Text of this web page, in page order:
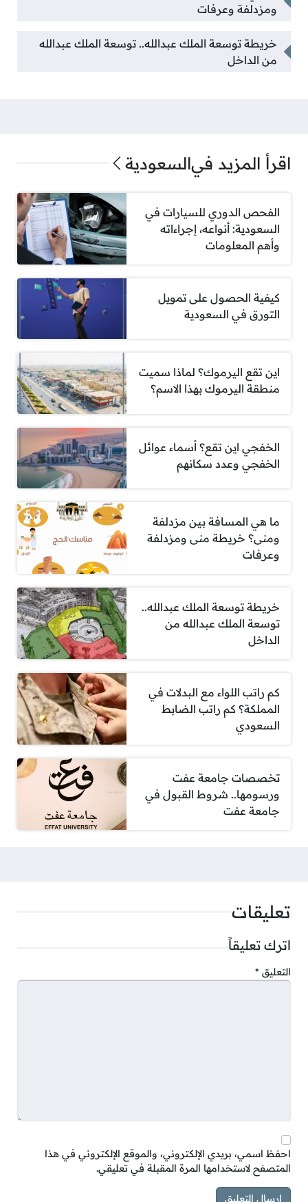
ومزدلفة وعرفات
خريطة توسعة الملك عبدالله.. توسعة الملك عبدالله
من الداخل
اقرأ المزيد فيالسعودية
الفحص الدوري للسيارات في
السعودية: أنواعه، إجراءاته
وأهم المعلومات
كيفية الحصول على تمويل
التورق في السعودية
اين تقع اليرموك؟ لماذا سميت
منطقة اليرموك بهذا الاسم؟
الخفجي اين تقع؟ أسماء عوائل
الخفجي وعدد سكانهم
ما هي المسافة بين مزدلفة
ومنى؟ خريطة منى ومزدلفة
وعرفات
خريطة توسعة الملك عبدالله..
توسعة الملك عبدالله من
الداخل
كم راتب اللواء مع البدلات في
المملكة؟ كم راتب الضابط
السعودي
تخصصات جامعة عفت
ورسومها.. شروط القبول في
جامعة عفت
تعليقات
اترك تعليقاً
التعليق *
احفظ اسمي، بريدي الإلكتروني، والموقع الإلكتروني في هذا
المتصفح لاستخدامها المرة المقبلة في تعليقي.